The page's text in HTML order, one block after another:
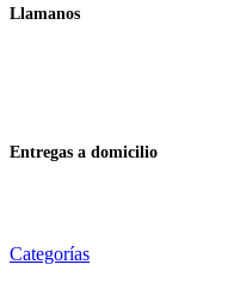
Llamanos
Entregas a domicilio
Categorías